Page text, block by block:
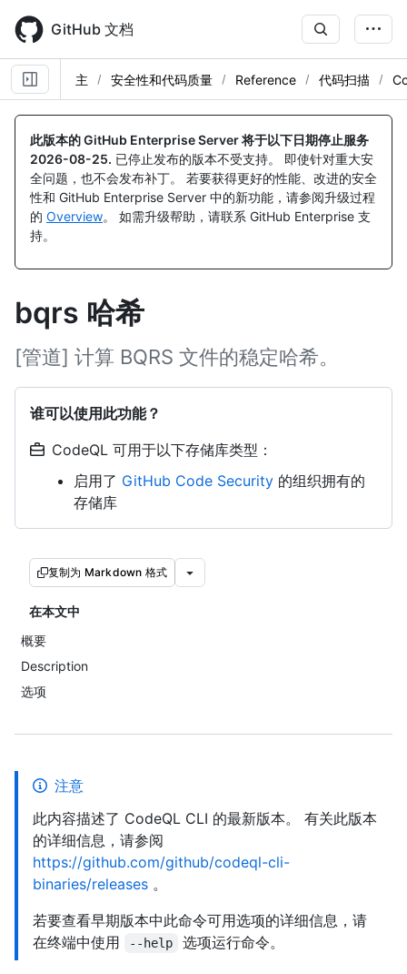
main
content
GitHub 文档
主 安全性和代码质量 Reference 代码扫描
此版本的 GitHub Enterprise Server 将于以下日期停止服务
2026-08-25. 已停止发布的版本不受支持。 即使针对重大安
全问题，也不会发布补丁。 若要获得更好的性能、改进的安全
性和 GitHub Enterprise Server 中的新功能，请参阅升级过程
的 Overview。 如需升级帮助，请联系 GitHub Enterprise 支
持。
bqrs 哈希
[管道] 计算 BQRS 文件的稳定哈希。
谁可以使用此功能？
CodeQL 可用于以下存储库类型：
启用了 GitHub Code Security 的组织拥有的
存储库
复制为 Markdown 格式
在本文中
概要
Description
选项
注意
此内容描述了 CodeQL CLI 的最新版本。 有关此版本
的详细信息，请参阅
https://github.com/github/codeql-cli-
binaries/releases 。
若要查看早期版本中此命令可用选项的详细信息，请
在终端中使用
--help 选项运行命令。